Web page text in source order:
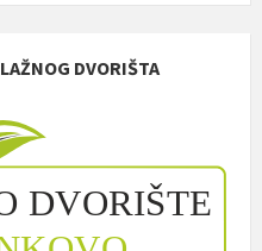
DVORIŠTA